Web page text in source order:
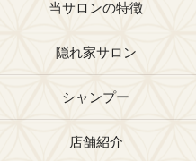
当サロンの特徴
隠れ家サロン
シャンプー
店舗紹介